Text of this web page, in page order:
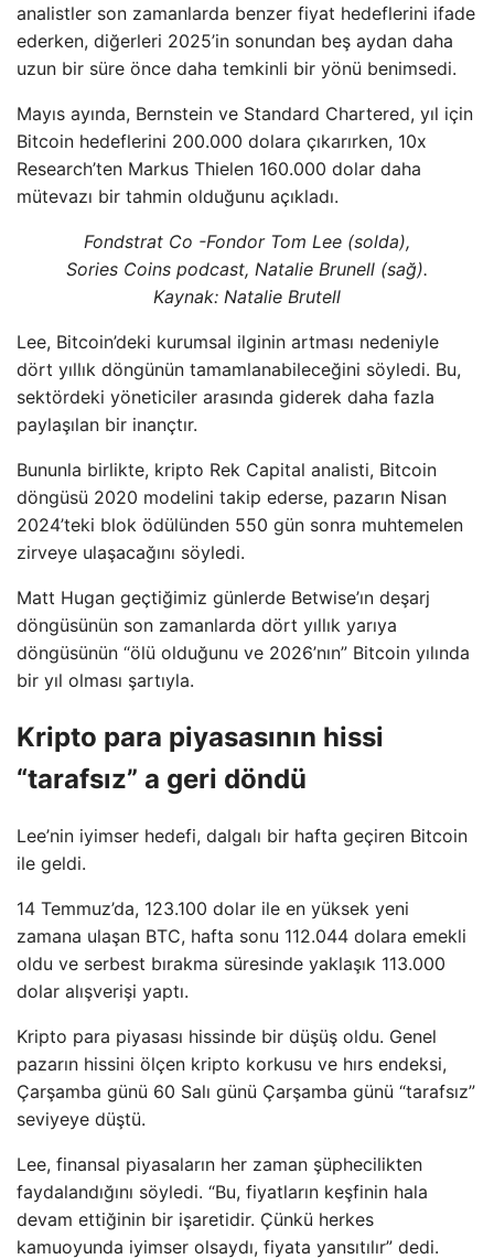
analistler son zamanlarda benzer fiyat hedeflerini ifade
ederken, diğerleri 2025’in sonundan beş aydan daha
uzun bir süre önce daha temkinli bir yönü benimsedi.
Mayıs ayında, Bernstein ve Standard Chartered, yıl için
Bitcoin hedeflerini 200.000 dolara çıkarırken, 10x
Research’ten Markus Thielen 160.000 dolar daha
mütevazı bir tahmin olduğunu açıkladı.
Fondstrat Co -Fondor Tom Lee (solda),
Sories Coins podcast, Natalie Brunell (sağ).
Kaynak: Natalie Brutell
Lee, Bitcoin’deki kurumsal ilginin artması nedeniyle
dört yıllık döngünün tamamlanabileceğini söyledi. Bu,
sektördeki yöneticiler arasında giderek daha fazla
paylaşılan bir inançtır.
Bununla birlikte, kripto Rek Capital analisti, Bitcoin
döngüsü 2020 modelini takip ederse, pazarın Nisan
2024’teki blok ödülünden 550 gün sonra muhtemelen
zirveye ulaşacağını söyledi.
Matt Hugan geçtiğimiz günlerde Betwise’ın deşarj
döngüsünün son zamanlarda dört yıllık yarıya
döngüsünün “ölü olduğunu ve 2026’nın” Bitcoin yılında
bir yıl olması şartıyla.
Kripto para piyasasının hissi
“tarafsız” a geri döndü
Lee’nin iyimser hedefi, dalgalı bir hafta geçiren Bitcoin
ile geldi.
14 Temmuz’da, 123.100 dolar ile en yüksek yeni
zamana ulaşan BTC, hafta sonu 112.044 dolara emekli
oldu ve serbest bırakma süresinde yaklaşık 113.000
dolar alışverişi yaptı.
Kripto para piyasası hissinde bir düşüş oldu. Genel
pazarın hissini ölçen kripto korkusu ve hırs endeksi,
Çarşamba günü 60 Salı günü Çarşamba günü “tarafsız”
seviyeye düştü.
Lee, finansal piyasaların her zaman şüphecilikten
faydalandığını söyledi. “Bu, fiyatların keşfinin hala
devam ettiğinin bir işaretidir. Çünkü herkes
kamuoyunda iyimser olsaydı, fiyata yansıtılır” dedi.